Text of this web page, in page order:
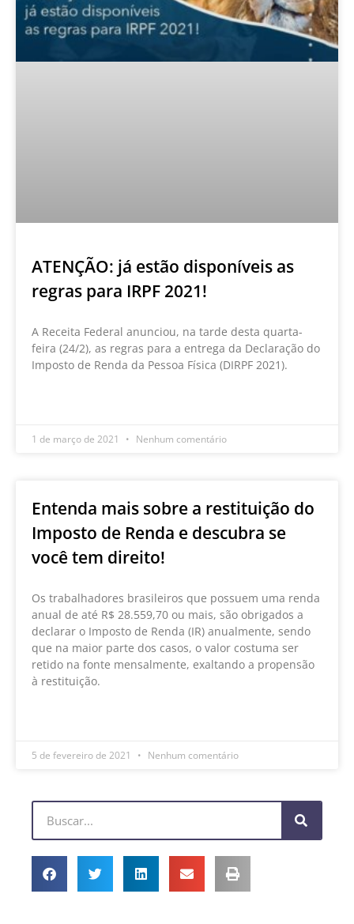
ATENÇÃO: já estão disponíveis as
regras para IRPF 2021!
A Receita Federal anunciou, na tarde desta quarta-
feira (24/2), as regras para a entrega da Declaração do
Imposto de Renda da Pessoa Física (DIRPF 2021).
1 de março de 2021 Nenhum comentário
Entenda mais sobre a restituição do
Imposto de Renda e descubra se
você tem direito!
Os trabalhadores brasileiros que possuem uma renda
anual de até R$ 28.559,70 ou mais, são obrigados a
declarar o Imposto de Renda (IR) anualmente, sendo
que na maior parte dos casos, o valor costuma ser
retido na fonte mensalmente, exaltando a propensão
à restituição.
5 de fevereiro de 2021 Nenhum comentário